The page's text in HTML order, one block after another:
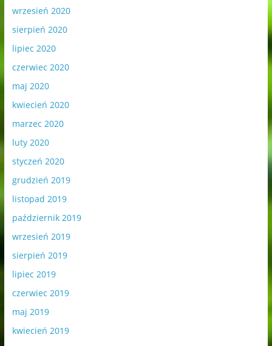
wrzesień 2020
sierpień 2020
lipiec 2020
czerwiec 2020
maj 2020
kwiecień 2020
marzec 2020
luty 2020
styczeń 2020
grudzień 2019
listopad 2019
październik 2019
wrzesień 2019
sierpień 2019
lipiec 2019
czerwiec 2019
maj 2019
kwiecień 2019